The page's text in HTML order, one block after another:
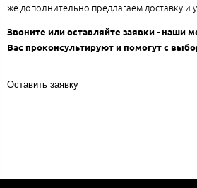
же дополнительно предлагаем доставку и
Звоните или оставляйте заявки - наши
Вас проконсультируют и помогут с
Оставить заявку